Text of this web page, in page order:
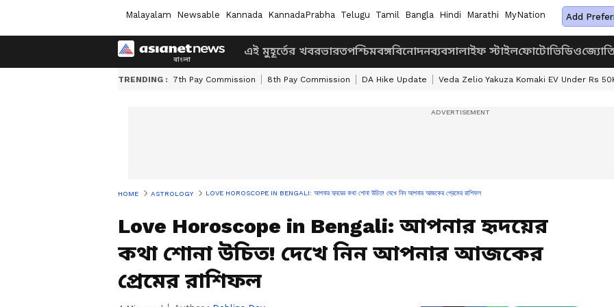
Malayalam Newsable Kannada KannadaPrabha Telugu Tamil Bangla Hindi Marathi MyNation Add
এই মুহূর্তের খবরভারতপশ্চিমবঙ্গবিনোদনব্যবসালাইফ স্টাইলফোটোভিডিও
TRENDING : 7th Pay Commission 8th Pay Commission DA Hike Update Veda Zelio Yakuza Komaki EV Under Rs
HOME ASTROLOGY LOVE HOROSCOPE IN BENGALI: আপনার হৃদয়ের কথা শোনা উচিত! দেখে নিন আপনার আজকের প্রেমের রাশিফল
Love Horoscope in Bengali: আপনার হৃদয়ের
কথা শোনা উচিত! দেখে নিন আপনার আজকের
প্রেমের রাশিফল